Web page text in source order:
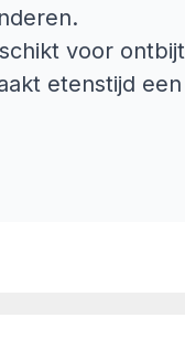
voor
etenstijd